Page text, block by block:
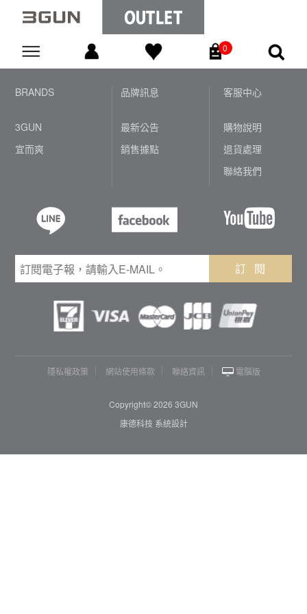
0
BRANDS
3GUN
宜而爽
品牌訊息
最新公告
銷售據點
客服中心
購物說明
退貨處理
聯絡我們
訂 閱
隱私權政策 網站使用條款 聯絡資訊 電腦版
Copyright© 2026 3GUN
康德科技 系統設計